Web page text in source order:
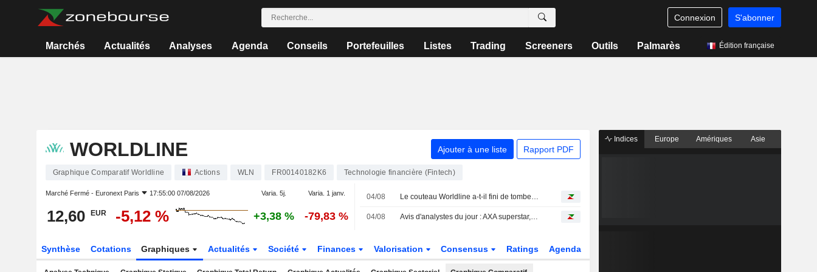
Connexion S'abonner
Marchés Actualités Analyses Agenda Conseils Portefeuilles Listes Trading Screeners Outils Palmarès Édition française
WORLDLINE Ajouter à une liste Rapport PDF
Graphique Comparatif Worldline Actions WLN FR00140182K6 Technologie financière (Fintech)
Marché Fermé - Euronext Paris 17:55:00 07/08/2026 Varia. 5j. Varia. 1 janv.
12,60 EUR -5,12 % +3,38 % -79,83 %
04/08 Le couteau Worldline a-t-il fini de tomber ?
04/08 Avis d'analystes du jour : AXA superstar, BESI, Airbus et Euronext entourés
Synthèse Cotations Graphiques Actualités Société Finances Valorisation Consensus Ratings Agenda
Indices Europe Amériques Asie